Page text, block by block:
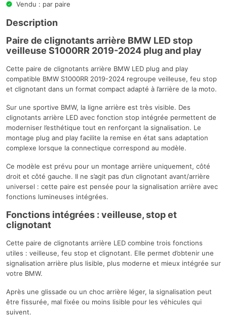
Vendu : par paire
Description
Paire de clignotants arrière BMW LED stop
veilleuse S1000RR 2019-2024 plug and play
Cette paire de clignotants arrière BMW LED plug and play
compatible BMW S1000RR 2019-2024 regroupe veilleuse, feu stop
et clignotant dans un format compact adapté à l’arrière de la moto.
Sur une sportive BMW, la ligne arrière est très visible. Des
clignotants arrière LED avec fonction stop intégrée permettent de
moderniser l’esthétique tout en renforçant la signalisation. Le
montage plug and play facilite la remise en état sans adaptation
complexe lorsque la connectique correspond au modèle.
Ce modèle est prévu pour un montage arrière uniquement, côté
droit et côté gauche. Il ne s’agit pas d’un clignotant avant/arrière
universel : cette paire est pensée pour la signalisation arrière avec
fonctions lumineuses intégrées.
Fonctions intégrées : veilleuse, stop et
clignotant
Cette paire de clignotants arrière LED combine trois fonctions
utiles : veilleuse, feu stop et clignotant. Elle permet d’obtenir une
signalisation arrière plus lisible, plus moderne et mieux intégrée sur
votre BMW.
Après une glissade ou un choc arrière léger, la signalisation peut
être fissurée, mal fixée ou moins lisible pour les véhicules qui
suivent.